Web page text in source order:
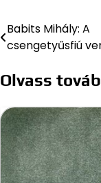
Bejegyzés
navigáció
Babits Mihály: A
csengetyűsfiú
Olvass